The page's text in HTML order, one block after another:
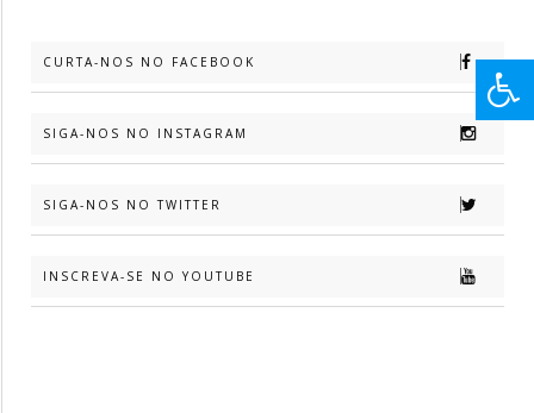
CURTA-NOS NO FACEBOOK
SIGA-NOS NO INSTAGRAM
SIGA-NOS NO TWITTER
INSCREVA-SE NO YOUTUBE